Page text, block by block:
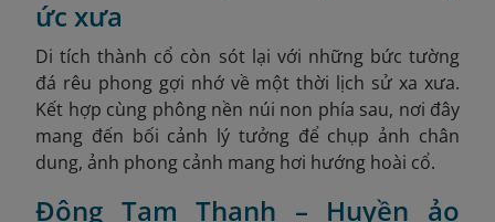
ức xưa
Di tích thành cổ còn sót lại với những bức tường
đá rêu phong gợi nhớ về một thời lịch sử xa xưa.
Kết hợp cùng phông nền núi non phía sau, nơi đây
mang đến bối cảnh lý tưởng để chụp ảnh chân
dung, ảnh phong cảnh mang hơi hướng hoài cổ.
Động Tam Thanh – Huyền ảo